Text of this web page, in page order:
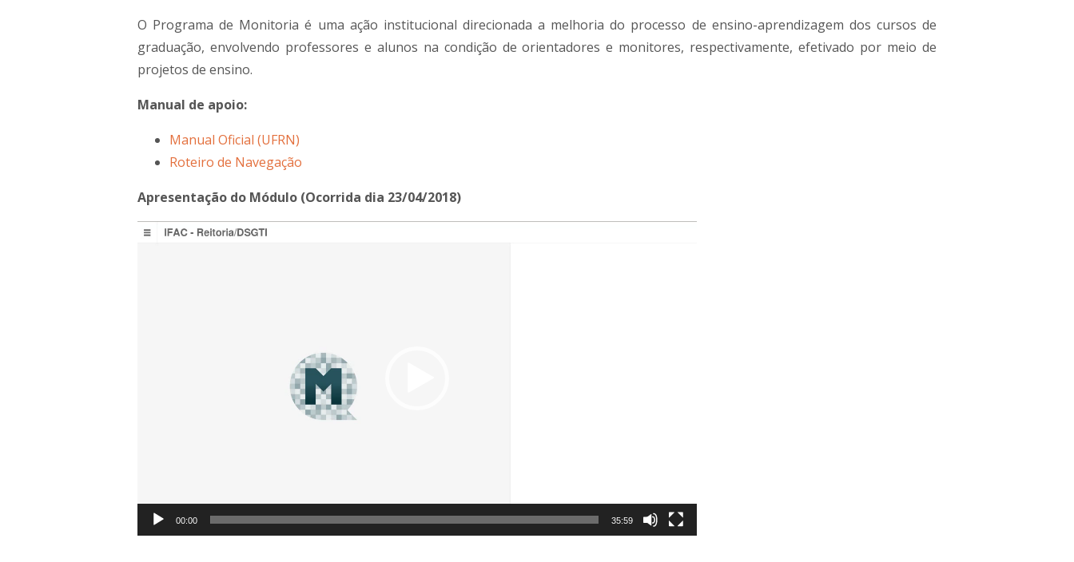
O Programa de Monitoria é uma ação institucional direcionada a melhoria do processo de ensino-aprendizagem dos cursos de
graduação, envolvendo professores e alunos na condição de orientadores e monitores, respectivamente, efetivado por meio de
projetos de ensino.
Manual de apoio:
Manual Oficial (UFRN)
Roteiro de Navegação
Apresentação do Módulo (Ocorrida dia 23/04/2018)
Tocador
00:00 35:59